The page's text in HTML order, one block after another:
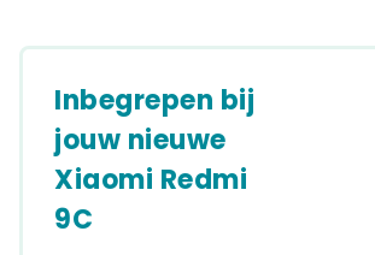
Inbegrepen bij
jouw nieuwe
Xiaomi Redmi
9C